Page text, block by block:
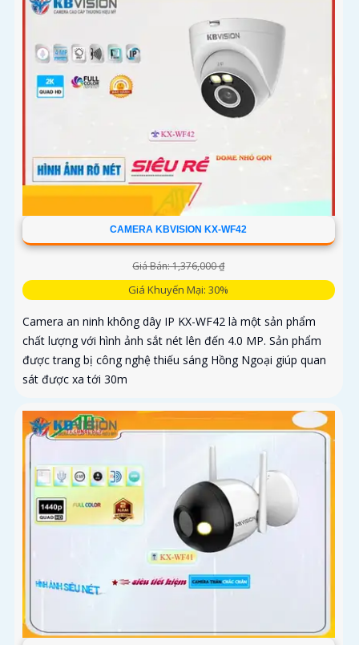
CAMERA KBVISION KX-WF42
Giá Bán: 1,376,000 ₫
Giá Khuyến Mại: 30%
Camera an ninh không dây IP KX-WF42 là một sản phẩm
chất lượng với hình ảnh sắt nét lên đến 4.0 MP. Sản phẩm
được trang bị công nghệ thiếu sáng Hồng Ngoại giúp quan
sát được xa tới 30m